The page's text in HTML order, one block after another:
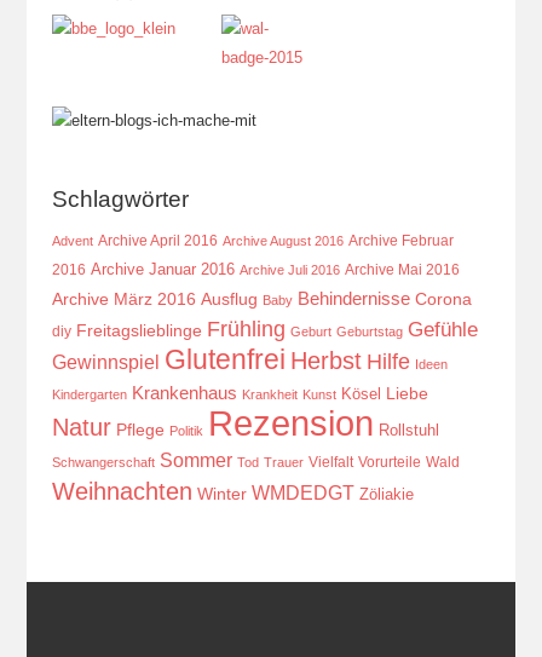
Schlagwörter
Advent Archive April 2016 Archive August 2016 Archive Februar
2016 Archive Januar 2016 Archive Juli 2016 Archive Mai 2016
Archive März 2016 Ausflug Baby Behindernisse Corona
diy Freitagslieblinge Frühling Geburt Geburtstag Gefühle
Gewinnspiel Glutenfrei Herbst Hilfe Ideen
Kindergarten Krankenhaus Krankheit Kunst Kösel Liebe
Natur Pflege Politik Rezension Rollstuhl
Schwangerschaft Sommer Tod Trauer Vielfalt Vorurteile Wald
Weihnachten Winter WMDEDGT Zöliakie